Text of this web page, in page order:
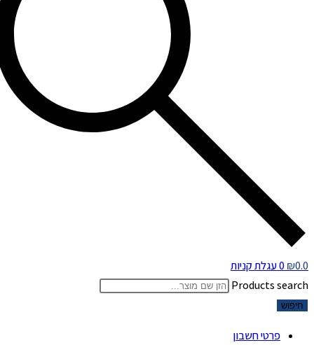
₪0.0
0 עגלת קניות
Products search
חיפוש
פרטי חשבון